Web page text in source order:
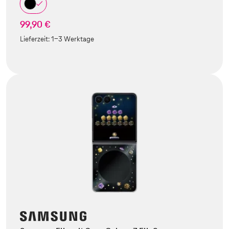
99,90 €
Lieferzeit:1-3 Werktage